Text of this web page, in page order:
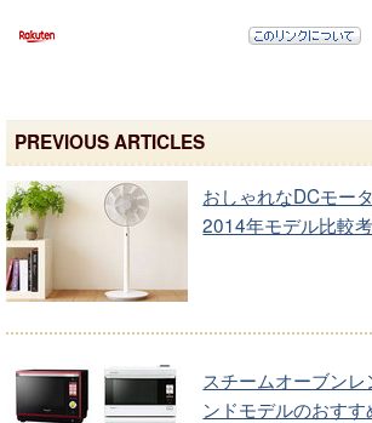
PREVIOUS ARTICLES
おしゃれなDCモー
2014年モデル比較
スチームオーブン
ンドモデルのおすす